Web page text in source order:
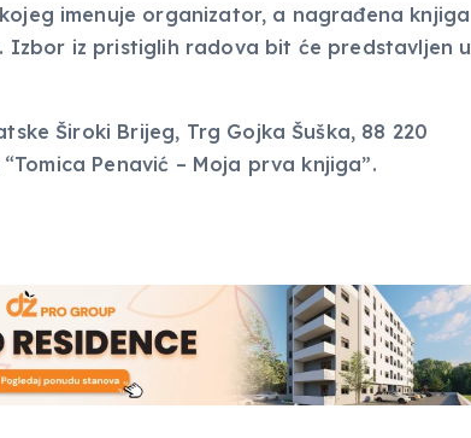
imenuje organizator, a nagrađena knjiga
iz pristiglih radova bit će predstavljen u
Široki Brijeg, Trg Gojka Šuška, 88 220
Penavić – Moja prva knjiga”.